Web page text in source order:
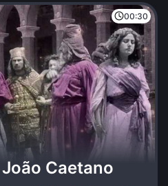
00:30
Caetano